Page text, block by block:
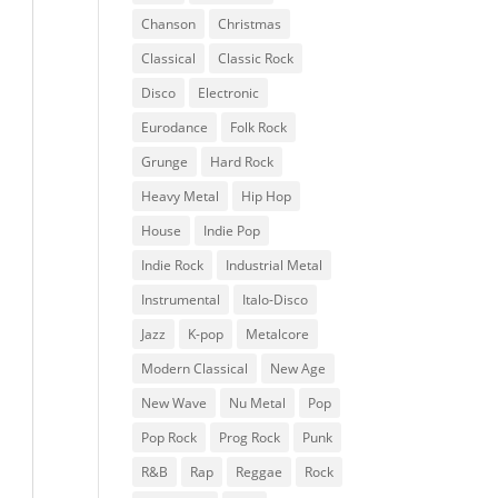
Chanson
Christmas
Classical
Classic Rock
Disco
Electronic
Eurodance
Folk Rock
Grunge
Hard Rock
Heavy Metal
Hip Hop
House
Indie Pop
Indie Rock
Industrial Metal
Instrumental
Italo-Disco
Jazz
K-pop
Metalcore
Modern Classical
New Age
New Wave
Nu Metal
Pop
Pop Rock
Prog Rock
Punk
R&B
Rap Reggae
Rock